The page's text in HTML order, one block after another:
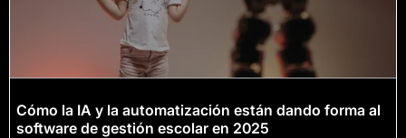
Cómo la IA y la automatización están dando forma al
software de gestión escolar en 2025